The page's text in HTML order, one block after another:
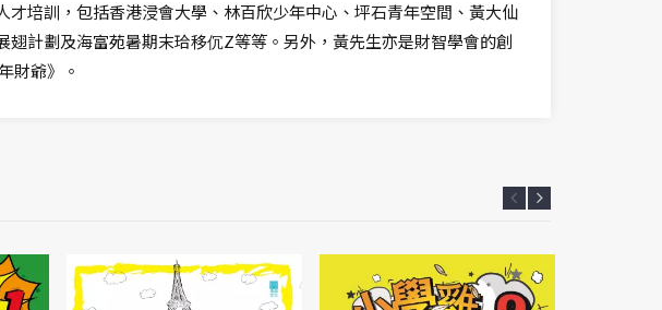
培訓，包括香港浸會大學、林百欣少年中心、坪石青年空間、黃大仙
計劃及海富苑暑期末珨移伔Z等等。另外，黃先生亦是財智學會的創
財爺》。